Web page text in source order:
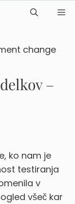
–
ko nam je
testiranja
v
všeč kar